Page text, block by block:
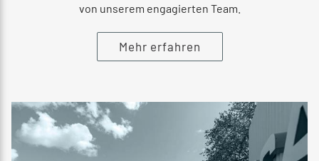
von unserem engagierten Team.
Mehr erfahren